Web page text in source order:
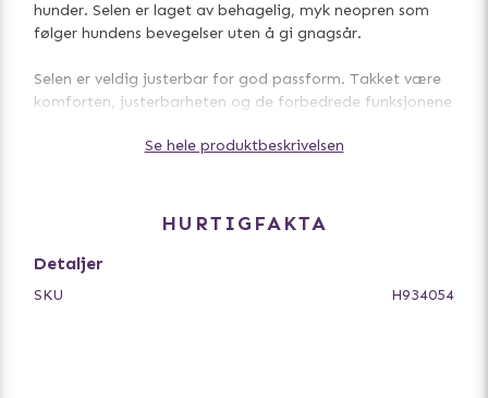
hunder. Selen er laget av behagelig, myk neopren som
følger hundens bevegelser uten å gi gnagsår.
Selen er veldig justerbar for god passform. Takket være
komforten, justerbarheten og de forbedrede funksjonene
hundeeiere ønsker og trenger i en sele - og mye mer.
over hunden i utfordrende situasjoner. På innsiden av
Se hele produktbeskrivelsen
HURTIGFAKTA
Detaljer
SKU H934054